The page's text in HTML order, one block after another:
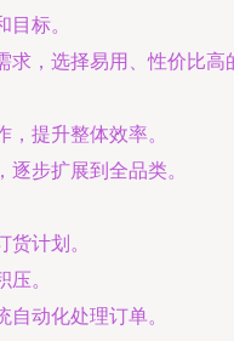
标。
求，选择易用、性价比高
提升整体效率。
步扩展到全品类。
计划。
。
动化处理订单。